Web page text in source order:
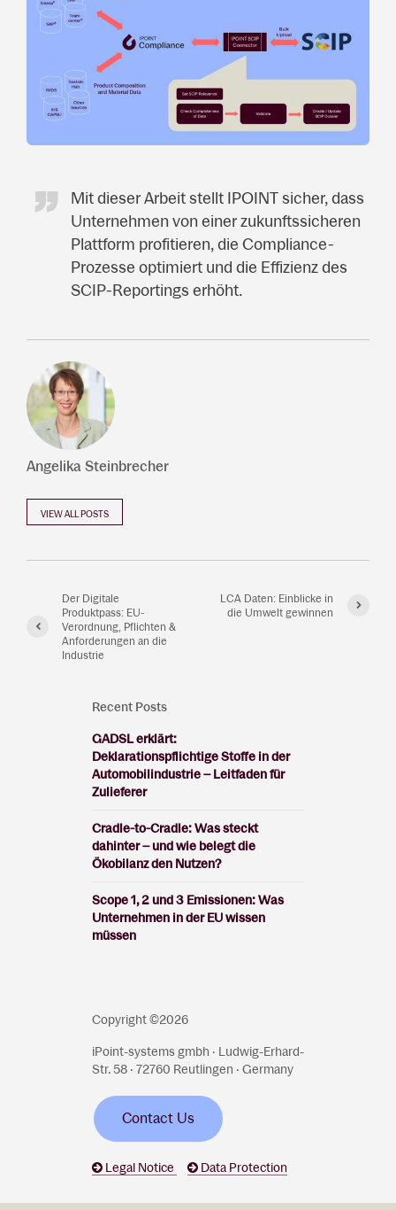
Mit dieser Arbeit stellt IPOINT sicher, dass
Unternehmen von einer zukunftssicheren
Plattform profitieren, die Compliance-
Prozesse optimiert und die Effizienz des
SCIP-Reportings erhöht.
Angelika Steinbrecher
VIEW ALL POSTS
Der Digitale
Produktpass: EU-
Verordnung, Pflichten &
Anforderungen an die
Industrie
LCA Daten: Einblicke in
die Umwelt gewinnen
Recent Posts
GADSL erklärt:
Deklarationspflichtige Stoffe in der
Automobilindustrie – Leitfaden für
Zulieferer
Cradle-to-Cradle: Was steckt
dahinter – und wie belegt die
Ökobilanz den Nutzen?
Scope 1, 2 und 3 Emissionen: Was
Unternehmen in der EU wissen
müssen
Copyright ©2026
iPoint-systems gmbh · Ludwig-Erhard-
Str. 58 · 72760 Reutlingen · Germany
Contact Us
Legal Notice Data Protection